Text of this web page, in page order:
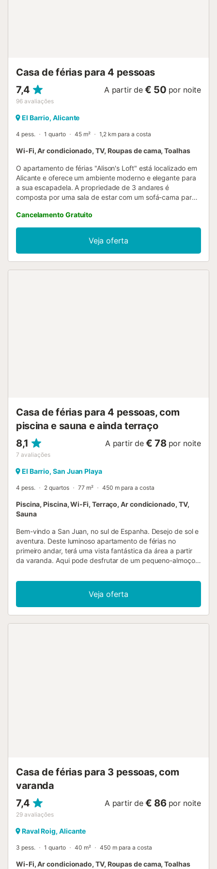
Casa de férias para 4 pessoas
7,4
96 avaliações
A partir de € 50 por noite
El Barrio, Alicante
4 pess. 1 quarto 45 m² 1,2 km para a costa
Wi-Fi, Ar condicionado, TV, Roupas de cama, Toalhas
O apartamento de férias "Alison's Loft" está localizado em
Alicante e oferece um ambiente moderno e elegante para
a sua escapadela. A propriedade de 3 andares é
composta por uma sala de estar com um sofá-cama para
e 1 casa de banho e pode acomodar 4 pessoas. Entre as
comodidades no local estão o acesso Wi-Fi de alta
velocidade (adequado para chamadas de vídeo), um
espaço de trabalho dedicado para escritório em casa, uma
televisão inteligente com serviços de streaming, ar
Cancelamento Gratuito
Veja oferta
Casa de férias para 4 pessoas, com
piscina e sauna e ainda terraço
8,1
7 avaliações
A partir de € 78 por noite
El Barrio, San Juan Playa
4 pess. 2 quartos 77 m² 450 m para a costa
Piscina, Piscina, Wi-Fi, Terraço, Ar condicionado, TV,
Sauna
Bem-vindo a San Juan, no sul de Espanha. Desejo de sol e
aventura. Deste luminoso apartamento de férias no
primeiro andar, terá uma vista fantástica da área a partir
da varanda. Aqui pode desfrutar de um pequeno-almoço
nadar na piscina exterior comum logo após o pequeno-
almoço, ou talvez queira primeiro explorar a cidade. A
praia fica a apenas 80 metros do apartamento. Aqui pode
passar um dia agradável. Mais tarde, pode jogar golfe sob
Veja oferta
Casa de férias para 3 pessoas, com
varanda
7,4
29 avaliações
A partir de € 86 por noite
Raval Roig, Alicante
3 pess. 1 quarto 40 m² 450 m para a costa
Wi-Fi, Ar condicionado, TV, Roupas de cama, Toalhas